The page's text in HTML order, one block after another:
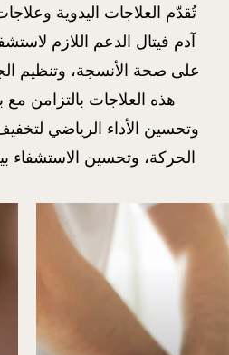
تُقدّم العلاجات اليدوية
آدم فيتال الدعم اللازم
على صحة الأنسجة، وتنظيم
هذه العلاجات بالتزامن مع
وتحسين الأداء الرياضي
الحركة، وتحسين الاستشفاء